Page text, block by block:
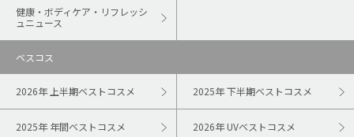
健康・ボディケア・リフレッシ
ュニュース
ベスコス
2026年 上半期ベストコスメ 2025年 下半期ベストコスメ
2025年 年間ベストコスメ 2026年 UVベストコスメ